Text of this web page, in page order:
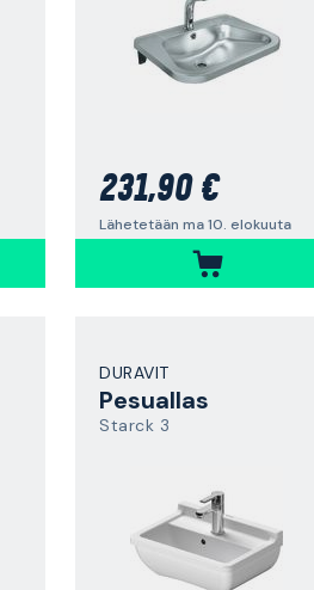
231,90 €
Lähetetään ma 10. elokuuta
DURAVIT
Pesuallas
Starck 3